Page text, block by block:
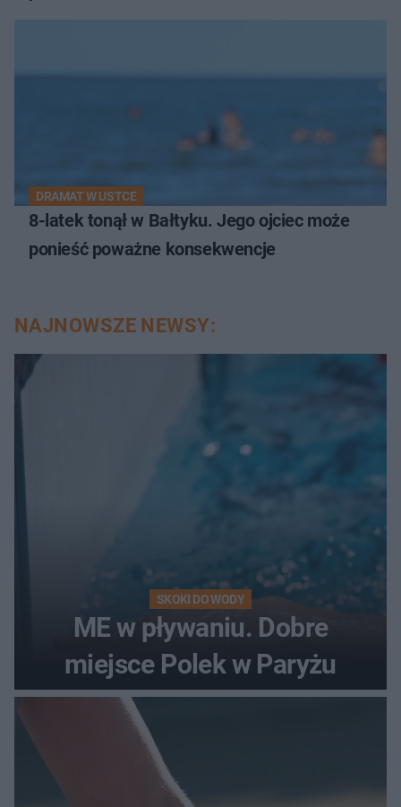
DRAMAT W USTCE
8-latek tonął w Bałtyku. Jego ojciec może
ponieść poważne konsekwencje
NAJNOWSZE NEWSY:
SKOKI DO WODY
ME w pływaniu. Dobre
miejsce Polek w Paryżu